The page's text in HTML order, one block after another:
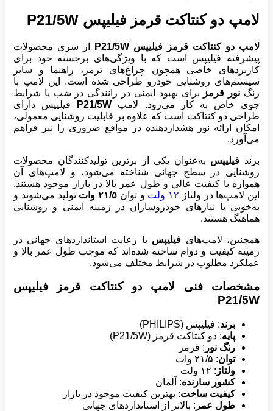
لامپ دو کنتاکت قرمز فیلیپس P21/5W
لامپ دو کنتاکت قرمز فیلیپس P21/5W
از سری محصولات
پیشرفته فیلیپس است که با ویژگی‌های برجسته خود برای
کاربردهای خاصی همچون چراغ‌های ترمز، راهنما و سایر
سیستم‌های روشنایی خودرو طراحی شده است. این لامپ با
رنگ نور قرمز برای بهبود ایمنی در رانندگی در شب یا شرایط
جوی خاص به کار می‌رود. لامپ P21/5W
فیلیپس دارای
طراحی دو کنتاکت است که علاوه بر قابلیت روشنایی معمولی،
امکان ارائه نور هشداردهنده در مواقع ضروری را نیز فراهم
می‌آورد.
برند فیلیپس به‌عنوان یکی از برترین تولیدکنندگان محصولات
روشنایی در سطح جهانی شناخته می‌شود، و لامپ‌های آن
همواره با کیفیت عالی و طول عمر بالا در بازار موجود هستند.
این لامپ‌ها در ولتاژ ۱۲ ولت و توان ۲۱/۵ وات
تولید می‌شوند و
به‌خوبی با نیازهای خودروسازان در زمینه ایمنی و روشنایی
هماهنگ هستند.
همچنین، لامپ‌های فیلیپس با رعایت استانداردهای جهانی در
زمینه کیفیت و دوام ساخته شده‌اند که موجب طول عمر بالا و
عملکرد مطلوب در شرایط مختلف می‌شود.
مشخصات فنی لامپ دو کنتاکت قرمز فیلیپس
P21/5W
برند: فیلیپس (PHILIPS)
پایه: دو کنتاکت قرمز (P21/5W)
رنگ نور : قرمز
توان: ۲۱/۵ وات
ولتاژ : ۱۲ ولت
کشور سازنده: آلمان
کیفیت ساخت: بهترین کیفیت موجود در بازار
طول عمر : بالاتر از استانداردهای جهانی